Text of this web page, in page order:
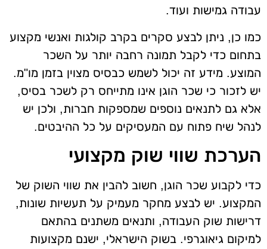
עבודה גמישות ועוד.
כמו כן, ניתן לבצע סקרים בקרב קולגות ואנשי מקצוע
בתחום כדי לקבל תמונה רחבה יותר על השכר
המוצע. מידע זה יכול לשמש כבסיס מצוין בזמן מו"מ.
יש לזכור כי שכר הוגן אינו מתייחס רק לשכר בסיס,
אלא גם לתנאים נוספים שמספקות חברות, ולכן יש
לנהל שיח פתוח עם המעסיקים על כל ההיבטים.
הערכת שווי שוק מקצועי
כדי לקבוע שכר הוגן, חשוב להבין את שווי השוק של
המקצוע. יש לבצע מחקר מעמיק על תעשיות שונות,
דרישות שוק העבודה, ותנאים משתנים בהתאם
למיקום גיאוגרפי. בשוק הישראלי, ישנם מקצועות